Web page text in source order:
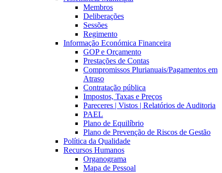
Membros
Deliberações
Sessões
Regimento
Informação Económica Financeira
GOP e Orçamento
Prestações de Contas
Compromissos Plurianuais/Pagamentos em
Atraso
Contratação pública
Impostos, Taxas e Preços
Pareceres | Vistos | Relatórios de Auditoria
PAEL
Plano de Equilíbrio
Plano de Prevenção de Riscos de Gestão
Política da Qualidade
Recursos Humanos
Organograma
Mapa de Pessoal